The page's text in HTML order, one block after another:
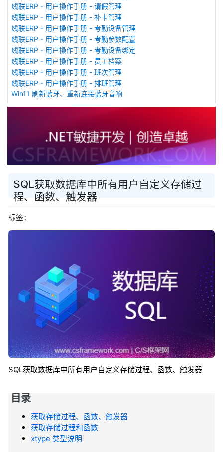
线联ERP - 用户操作手册 - 请假管理
线联ERP - 用户操作手册 - 补卡管理
线联ERP - 用户操作手册 - 考勤设备管理
线联ERP - 用户操作手册 - 考勤参数配置
线联ERP - 用户操作手册 - 考勤设备绑定
线联ERP - 用户操作手册 - 员工档案
线联ERP - 用户操作手册 - 班次管理
线联ERP - 用户操作手册 - 排班管理
Win11 刷新蓝牙、重新连接蓝牙音响
SQL获取数据库中所有用户自定义存储过
程、函数、触发器
标签：
SQL获取数据库中所有用户自定义存储过程、函数、触发器
目录
获取存储过程、函数、触发器
获取存储过程和函数
xtype 类型说明